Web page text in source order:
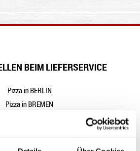
BEIM LIEFERSERVICE
Pizza in BERLIN
Pizza in BREMEN